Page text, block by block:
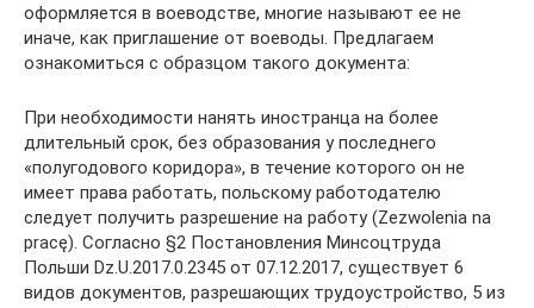
оформляется в воеводстве, многие называют ее не
иначе, как приглашение от воеводы. Предлагаем
ознакомиться с образцом такого документа:
При необходимости нанять иностранца на более
длительный срок, без образования у последнего
«полугодового коридора», в течение которого он не
имеет права работать, польскому работодателю
следует получить разрешение на работу (Zezwolenia na
pracę). Согласно §2 Постановления Минсоцтруда
Польши Dz.U.2017.0.2345 от 07.12.2017, существует 6
видов документов, разрешающих трудоустройство, 5 из